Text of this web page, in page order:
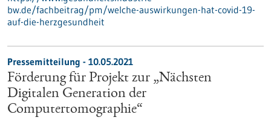
bw.de/fachbeitrag/pm/welche-auswirkungen-hat-covid-19-
auf-die-herzgesundheit
Pressemitteilung - 10.05.2021
Förderung für Projekt zur „Nächsten
Digitalen Generation der
Computertomographie“